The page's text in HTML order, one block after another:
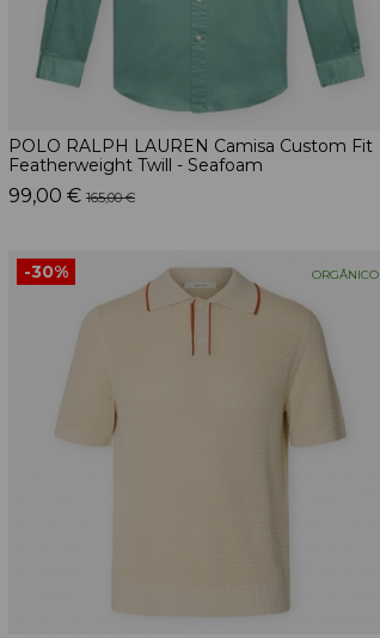
POLO RALPH LAUREN Camisa Custom Fit
Featherweight Twill - Seafoam
99,00 € 165,00 €
ORGÂNICO
-30%